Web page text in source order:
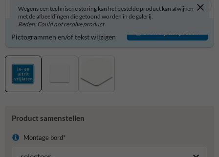
Wegens een technische storing kan het bestelde product kan afwijken
met de afbeeldingen die getoond worden in de galerij.
Reden: Could not resolve product
Product zelf aanpassen?
Pictogrammen en/of tekst wijzigen
Ontwerp aanpassen
Product samenstellen
Montage bord*